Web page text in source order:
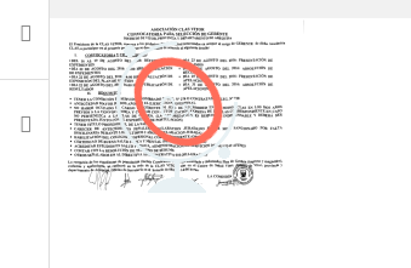
Documentos
Ajustes 0